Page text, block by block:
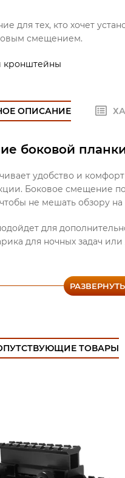
для тех, кто хочет
смещением.
кронштейны
ОПИСАНИЕ
боковой
удобство и
Боковое смещение
не мешать обзору
для
для ночных задач
Shop» можно купить
ТОВАРЫ